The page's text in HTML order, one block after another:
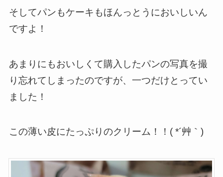
そしてパンもケーキもほんっとうにおいしいん
ですよ！
あまりにもおいしくて購入したパンの写真を撮
り忘れてしまったのですが、一つだけとってい
ました！
この薄い皮にたっぷりのクリーム！！( *´艸｀)